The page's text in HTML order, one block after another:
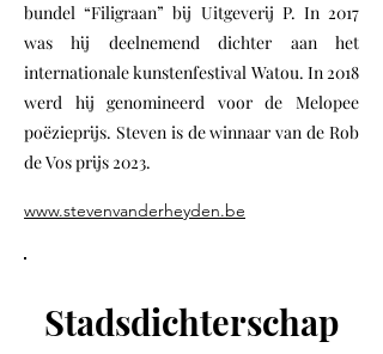
bundel “Filigraan” bij Uitgeverij P. In 2017
was hij deelnemend dichter aan het
internationale kunstenfestival Watou. In 2018
werd hij genomineerd voor de Melopee
poëzieprijs. Steven is de winnaar van de Rob
de Vos prijs 2023.
www.stevenvanderheyden.be
Stadsdichterschap